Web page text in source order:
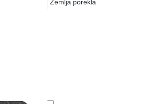
Zemlja porekla